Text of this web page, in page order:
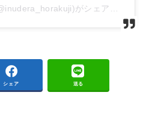
シェア 送る